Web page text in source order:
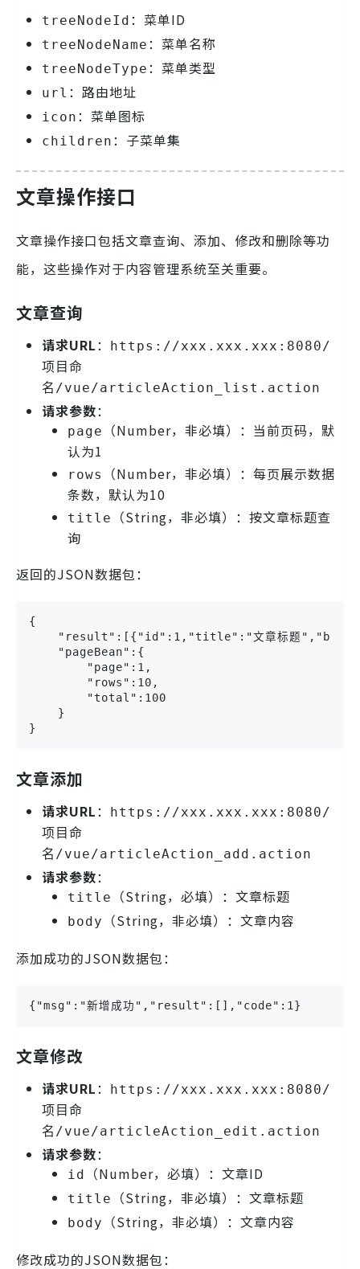
treeNodeId ：菜单ID
treeNodeName ：菜单名称
treeNodeType ：菜单类型
url ：路由地址
icon ：菜单图标
children ：子菜单集
文章操作接口
文章操作接口包括文章查询、添加、修改和删除等功
能，这些操作对于内容管理系统至关重要。
文章查询
请求URL：
https://xxx.xxx.xxx:8080/
项目命
名/vue/articleAction_list.action
请求参数：
page
（Number，非必填）：当前页码，默
认为1
rows
（Number，非必填）：每页展示数据
条数，默认为10
title
（String，非必填）：按文章标题查
询
返回的JSON数据包：
{
"result":[{"id":1,"title":"文章标题
    "pageBean":{
        "page":1,
        "rows":10,
        "total":100
    }
}
文章添加
请求URL：
https://xxx.xxx.xxx:8080/
项目命
名/vue/articleAction_add.action
请求参数：
title （String，必填）：文章标题
body
（String，非必填）：文章内容
添加成功的JSON数据包：
{"msg":"新增成功","result":[],"code":1}
文章修改
请求URL：
https://xxx.xxx.xxx:8080/
项目命
名/vue/articleAction_edit.action
请求参数：
id （Number，必填）：文章ID
title （String，非必填）：文章标题
body
（String，非必填）：文章内容
修改成功的JSON数据包：